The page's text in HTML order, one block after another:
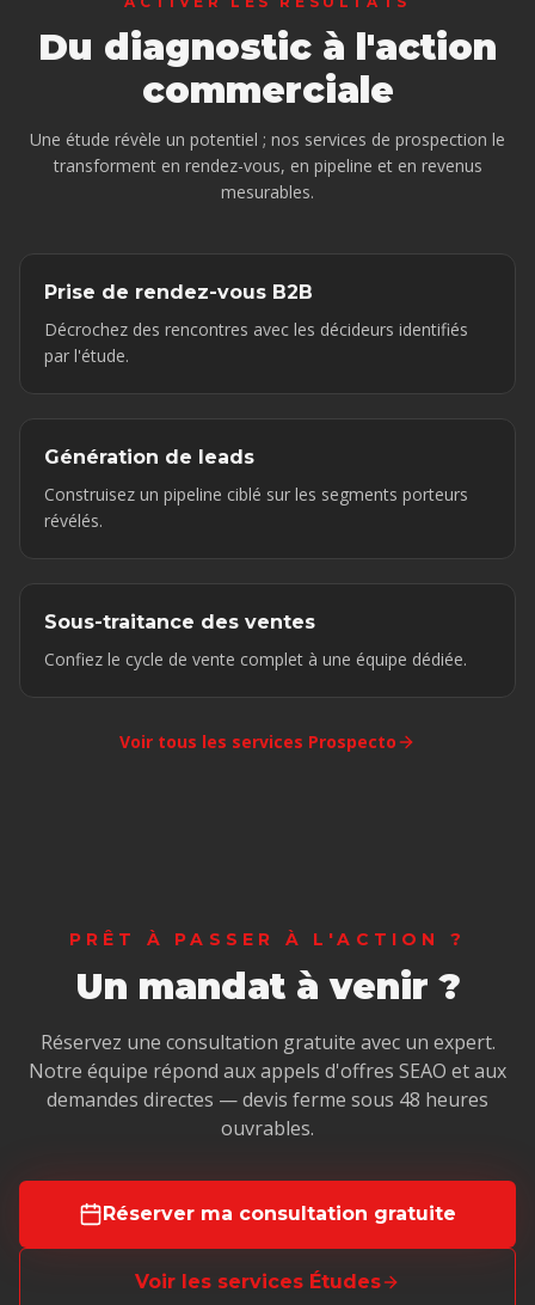
Du diagnostic à l'action
commerciale
Une étude révèle un potentiel ; nos services de prospection le
transforment en rendez-vous, en pipeline et en revenus
mesurables.
Prise de rendez-vous B2B
Décrochez des rencontres avec les décideurs identifiés
par l'étude.
Génération de leads
Construisez un pipeline ciblé sur les segments porteurs
révélés.
Sous-traitance des ventes
Confiez le cycle de vente complet à une équipe dédiée.
Voir tous les services Prospecto
PRÊT À PASSER À L'ACTION ?
Un mandat à venir ?
Réservez une consultation gratuite avec un expert.
Notre équipe répond aux appels d'offres SEAO et aux
demandes directes — devis ferme sous 48 heures
ouvrables.
Réserver ma consultation gratuite
Voir les services Études